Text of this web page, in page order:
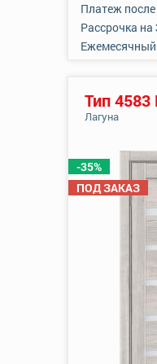
Платеж
Рассрочка на
-35%
ПОД ЗАКАЗ
Тип
Лагуна